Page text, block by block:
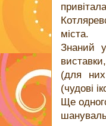
міста.
Знаний
(для
(чудові
Ще